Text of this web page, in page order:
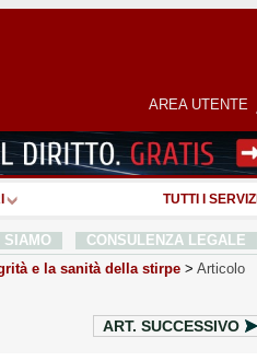
AREA UTENTE
TUTTI I SERVIZI
SIAMO
CONSULENZA LEGALE
e la sanità della stirpe > Articolo
ART. SUCCESSIVO